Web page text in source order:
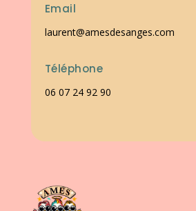
Email
laurent@amesdesanges.com
Téléphone
06 07 24 92 90